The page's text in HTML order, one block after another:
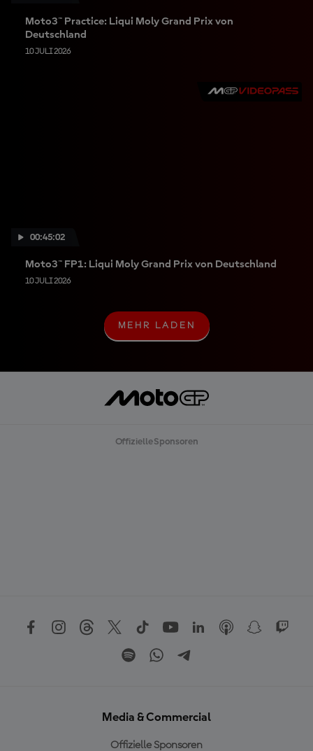
Moto3™ Practice: Liqui Moly Grand Prix von
Deutschland
10 JULI 2026
00:45:02
Moto3™ FP1: Liqui Moly Grand Prix von Deutschland
10 JULI 2026
M
E
A
D
MEHR LADEN
Offizielle Sponsoren
Media & Commercial
Offizielle Sponsoren